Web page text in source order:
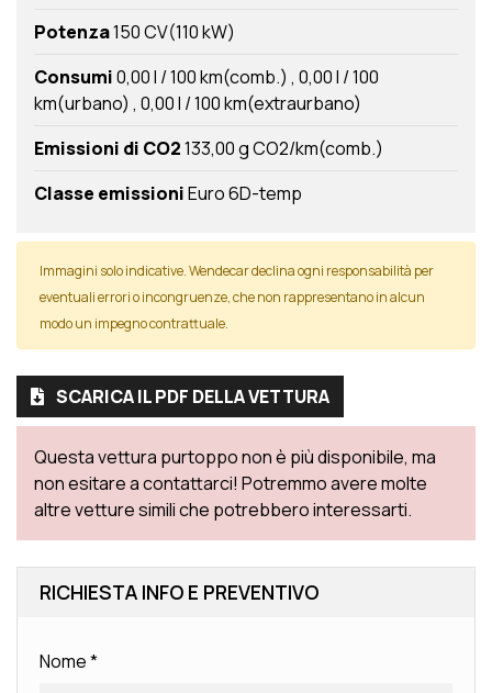
Potenza150 CV(110 kW)
Consumi0,00 l / 100 km(comb.) 0,00 l / 100
km(urbano) 0,00 l / 100 km(extraurbano)
Emissioni di CO2133,00 g CO2/km(comb.)
Classe emissioniEuro 6D-temp
Immagini solo indicative. Wendecar declina ogni responsabilità per
eventuali errori o incongruenze, che non rappresentano in alcun
modo un impegno contrattuale.
SCARICA IL PDF DELLA VETTURA
Questa vettura purtoppo non è più disponibile, ma
non esitare a contattarci! Potremmo avere molte
altre vetture simili che potrebbero interessarti.
RICHIESTA INFO E PREVENTIVO
Nome*